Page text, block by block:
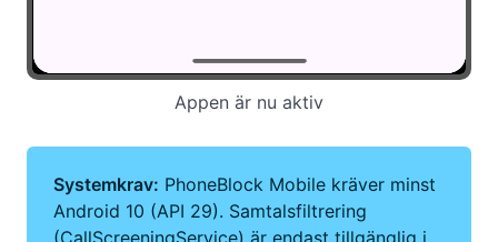
Appen är nu aktiv
Systemkrav: PhoneBlock Mobile kräver minst
Android 10 (API 29). Samtalsfiltrering